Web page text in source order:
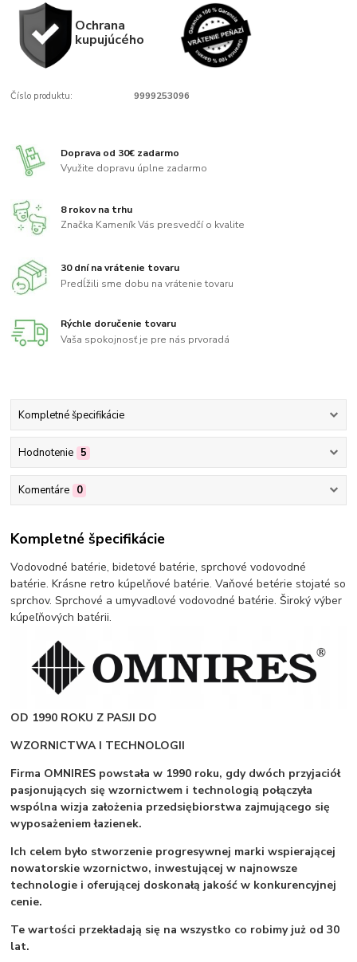
Ochrana
kupujúcého
Číslo produktu: 9999253096
Doprava od 30€ zadarmo
Využite dopravu úplne zadarmo
8 rokov na trhu
Značka Kameník Vás presvedčí o kvalite
30 dní na vrátenie tovaru
Predĺžili sme dobu na vrátenie tovaru
Rýchle doručenie tovaru
Vaša spokojnosť je pre nás prvoradá
Kompletné špecifikácie
Hodnotenie 5
Komentáre 0
Kompletné špecifikácie
Vodovodné batérie, bidetové batérie, sprchové vodovodné
batérie. Krásne retro kúpelňové batérie. Vaňové betérie stojaté so
sprchov. Sprchové a umyvadlové vodovodné batérie. Široký výber
kúpeľňových batérii.
OD 1990 ROKU Z PASJI DO
WZORNICTWA I TECHNOLOGII
Firma OMNIRES powstała w 1990 roku, gdy dwóch przyjaciół
pasjonujących się wzornictwem i technologią połączyła
wspólna wizja założenia przedsiębiorstwa zajmującego się
wyposażeniem łazienek.
Ich celem było stworzenie progresywnej marki wspierającej
nowatorskie wzornictwo, inwestującej w najnowsze
technologie i oferującej doskonałą jakość w konkurencyjnej
cenie.
Te wartości przekładają się na wszystko co robimy już od 30
lat.